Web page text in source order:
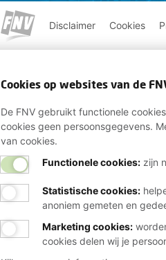
Disclaimer Cookies
Cookies op websites van de
De FNV gebruikt functionele
cookies geen persoonsgegevens.
van cookies.
Functionele cookies:zijn
Statistische cookies:
anoniem gemeten en
Marketing cookies:
cookies delen wij je